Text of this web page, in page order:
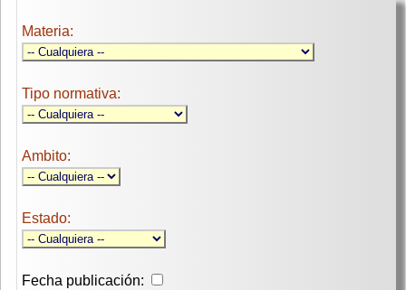
Materia:
Tipo normativa:
Ambito:
Estado:
Fecha publicación: